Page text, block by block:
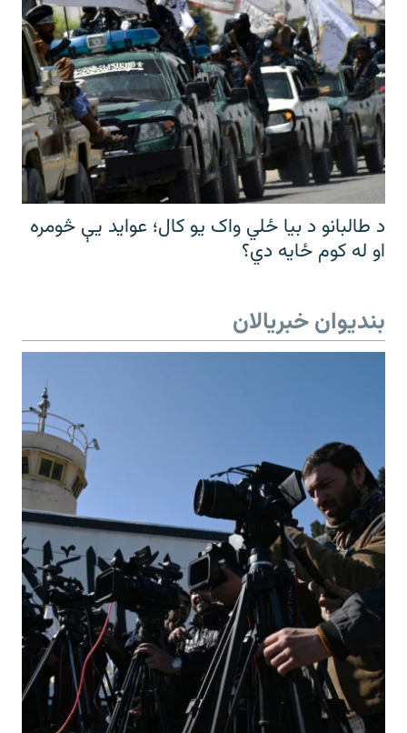
د طالبانو د بیا ځلي واک یو کال؛ عواید یې څومره
او له کوم ځایه دي؟
بندیوان خبریالان